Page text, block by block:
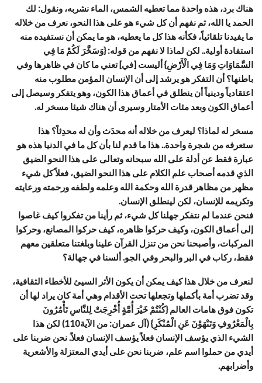
هناك برد، هذه واحدة مما تعطيه الشمس، الماء نشربه، ونقول: لك
الحمد يا الله، ثم نفهم أن كل شيء هو على هذا النحو، نعرف من خلاله
ما يفيدنا تلقائياً، فكأنه هذا كل ما يعطيه، هو ما يمكن أن نستفيده منه
استفادة أولية.. لكن لماذا لا نفهم من قوله: {وَسَخَّرَ لَكُمْ مَا فِي
السَّمَاوَاتِ وَمَا فِي الْأَرْضِ} أليست [في] تعني ما كان في ظاهرها وفي
باطنها؟ أن التفكر هو يرشد إلى أن الإنسان المؤمن مطلوب منه
اعتقادياً ودينياً أن ينطلق في أعماق هذا الكون، وهو يتفكر وسيصل إلى
أعماق الكون وبعد مئات الأمتار وسيرى أن هناك شيئا مسخر له.
مسخر له لماذا؟ ليعرف من خلاله أنه محدَث وأن له محدِثاً؟ هذا
ستعرفه من شجرة واحدة.. هذا ما قدم لنا بأن كل ما في الدنيا هذه هو
عبارة فقط عن أدلة على الله سبحانه وتعالى على هذا النحو الضيق
الذي قدمه أصحاب علم الكلام على هذا النحو الضيق، فعلاً كل شيء
مظهر من مظاهر قدرة الله وحكمة الله وعلمه ولطفه ورحمته ورعايته
وتكريمه للإنسان، لكن لينطلق الإنسان.
فنحن عندما لم نتفكر جهلنا كل شيء، ثم رأينا من تفكروا كيف غاصوا
إلى أعماق الكون، وكيف حركوا ظاهره، كيف حركوا المصانع، وحركوا
المركبات، وأصبحنا نحن من تنزل القرآن علينا وبلغتنا متعلقين معهم
فقط، ركاب في البر والبحر وفي الجو. ألسنا في جهالة؟
لنعرف من خلال هذا كيف يمكن أن يكون الأثر السيئ للأخطاء الثقافية،
وقد تضرب أمة بأكملها وتجعلها تحت الأقدام وهي أمة كان يراد لها أن
تكون فوق هامات العالم {كُنْتُمْ خَيْرَ أُمَّةٍ أُخْرِجَتْ لِلنَّاسِ تَأْمُرُونَ
بِالْمَعْرُوفِ وَتَنْهَوْنَ عَنِ الْمُنْكَرِ} (آل عمران: من الآية110) لكن هذا
الشيء الذي يؤسف الإنسان فعلاً يؤسف الإنسان فعلاً. نحن ضربنا على
أيدي من حملوا اسم علم، ضربنا نحن على أيدي المعتزلة والأشعرية
وأضرابهم.